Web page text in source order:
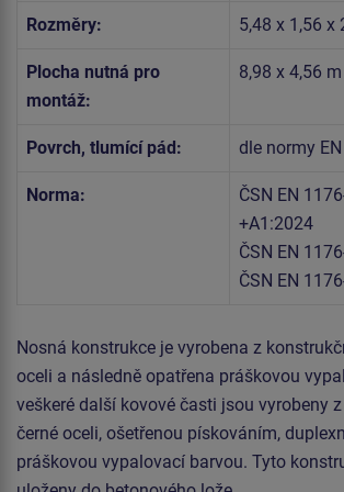
Rozměry: 5,48 x 1,56 x
Plocha nutná pro
montáž:
8,98 x 4,56 m
Povrch, tlumící pád: dle normy
Norma:
ČSN EN
+A1:2024
ČSN EN
ČSN EN
Nosná konstrukce je vyrobena z
oceli a následně opatřena práškovou
veškeré další kovové časti jsou vyrobeny
černé oceli, ošetřenou pískováním,
práškovou vypalovací barvou. Tyto